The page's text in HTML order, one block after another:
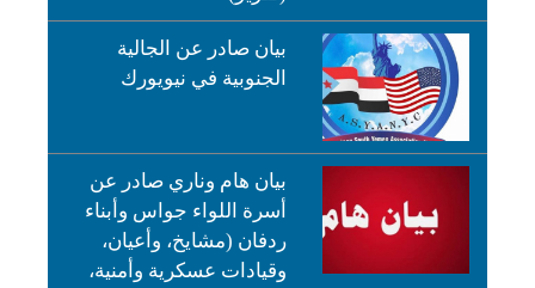
بيان صادر عن الجالية
الجنوبية في نيويورك
بيان هام وناري صادر عن
أسرة اللواء جواس وأبناء
ردفان (مشايخ، وأعيان،
وقيادات عسكرية وأمنية،